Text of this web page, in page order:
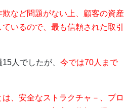
など問題がない上、顧客の資産
いるので、最も信頼された取引
15人でしたが、今では70人まで
、安全なストラクチャ－、プロ